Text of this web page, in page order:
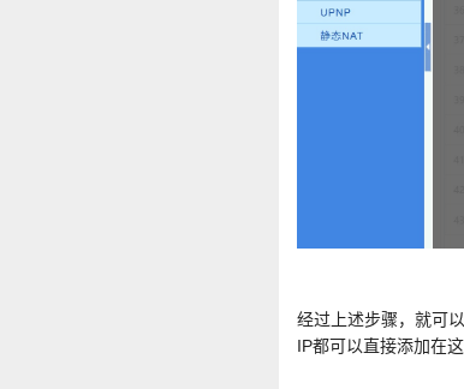
经过上述步骤，就可
IP都可以直接添加在这